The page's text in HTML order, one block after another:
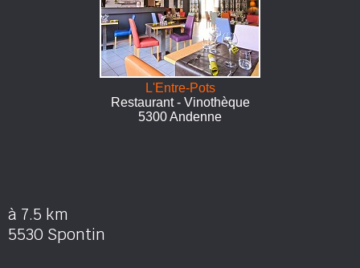
L'Entre-Pots
Restaurant - Vinothèque
5300 Andenne
à 7.5 km
5530 Spontin